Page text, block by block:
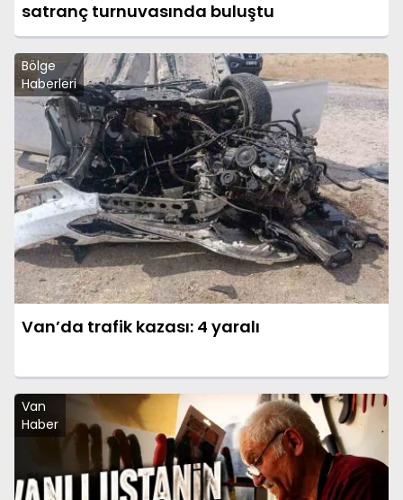
satranç turnuvasında buluştu
Bölge
Haberleri
Van’da trafik kazası: 4 yaralı
Van
Haber